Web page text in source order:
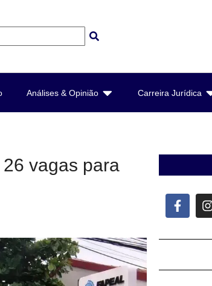
Análises & Opinião Carreira Jurídica
vagas para